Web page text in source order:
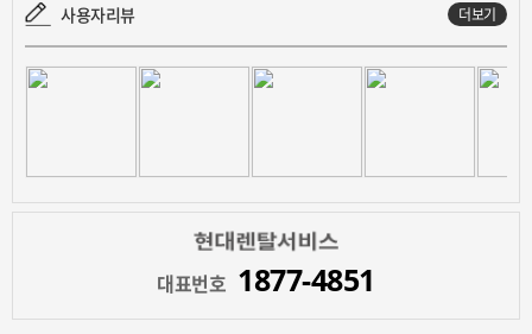
사용자리뷰 더보기
대표번호 1877-4851